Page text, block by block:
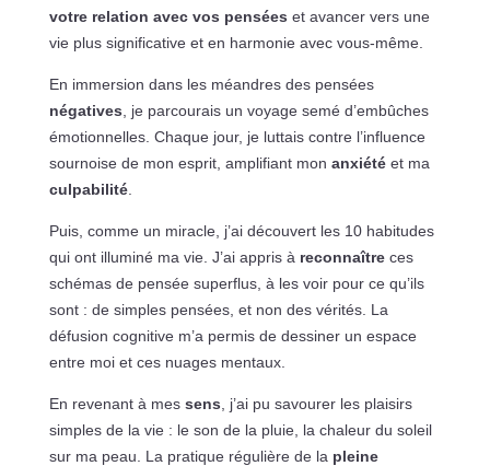
votre relation avec vos pensées et avancer vers une
vie plus significative et en harmonie avec vous-même.
En immersion dans les méandres des pensées
négatives , je parcourais un voyage semé d’embûches
émotionnelles. Chaque jour, je luttais contre l’influence
sournoise de mon esprit, amplifiant mon anxiétéet ma
culpabilité.
Puis, comme un miracle, j’ai découvert les 10 habitudes
qui ont illuminé ma vie. J’ai appris à reconnaîtreces
schémas de pensée superflus, à les voir pour ce qu’ils
sont : de simples pensées, et non des vérités. La
défusion cognitive m’a permis de dessiner un espace
entre moi et ces nuages mentaux.
En revenant à mes sens , j’ai pu savourer les plaisirs
simples de la vie : le son de la pluie, la chaleur du soleil
sur ma peau. La pratique régulière de la pleine